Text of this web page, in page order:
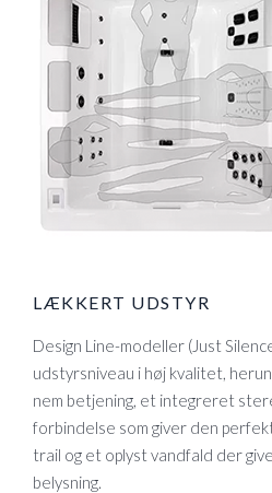
LÆKKERT UDSTYR
Design Line-modeller (Just
udstyrsniveau i høj kvalitet,
nem betjening, et integreret
forbindelse som giver den
trail og et oplyst vandfald der
belysning.